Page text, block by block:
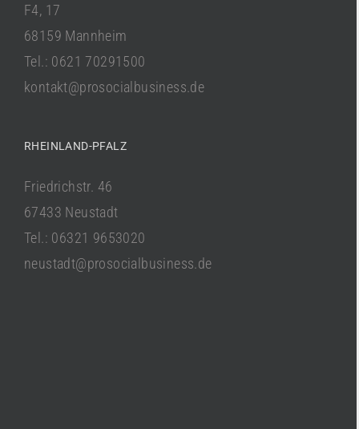
F4, 17
68159 Mannheim
Tel.: 0621 70291500
kontakt@prosocialbusiness.de
RHEINLAND-PFALZ
Friedrichstr. 46
67433 Neustadt
Tel.: 06321 9653020
neustadt@prosocialbusiness.de